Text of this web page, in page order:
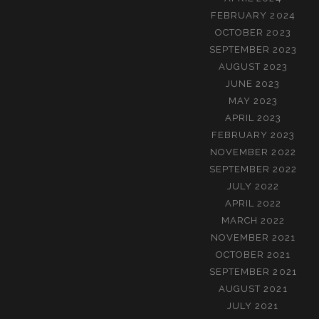
FEBRUARY 2024
OCTOBER 2023
SEPTEMBER 2023
AUGUST 2023
JUNE 2023
MAY 2023
APRIL 2023
FEBRUARY 2023
NOVEMBER 2022
SEPTEMBER 2022
JULY 2022
APRIL 2022
MARCH 2022
NOVEMBER 2021
OCTOBER 2021
SEPTEMBER 2021
AUGUST 2021
JULY 2021